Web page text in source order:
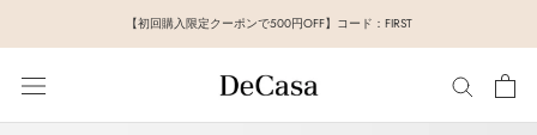
し
【初回購入限定クーポンで500円OFF】コード：FIRST